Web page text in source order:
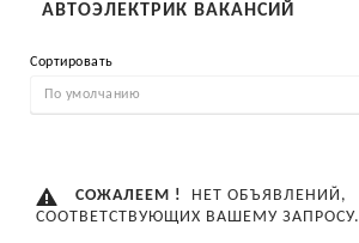
АВТОЭЛЕКТРИК ВАКАНСИЙ
Сортировать
По умолчанию
СОЖАЛЕЕМ !
НЕТ ОБЪЯВЛЕНИЙ,
СООТВЕТСТВУЮЩИХ ВАШЕМУ ЗАПРОСУ.